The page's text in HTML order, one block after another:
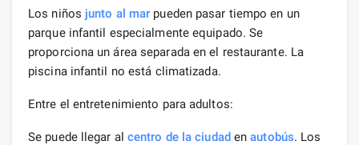
Los niños junto al mar pueden pasar tiempo en un
parque infantil especialmente equipado. Se
proporciona un área separada en el restaurante. La
piscina infantil no está climatizada.
Entre el entretenimiento para adultos:
Se puede llegar al centro de la ciudadenautobús. Los